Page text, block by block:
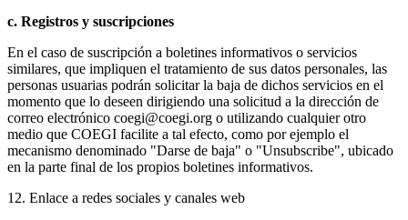
c. Registros y suscripciones
En el caso de suscripción a boletines informativos o servicios
similares, que impliquen el tratamiento de sus datos personales, las
personas usuarias podrán solicitar la baja de dichos servicios en el
momento que lo deseen dirigiendo una solicitud a la dirección de
correo electrónico coegi@coegi.org o utilizando cualquier otro
medio que COEGI facilite a tal efecto, como por ejemplo el
mecanismo denominado "Darse de baja" o "Unsubscribe", ubicado
en la parte final de los propios boletines informativos.
12. Enlace a redes sociales y canales web